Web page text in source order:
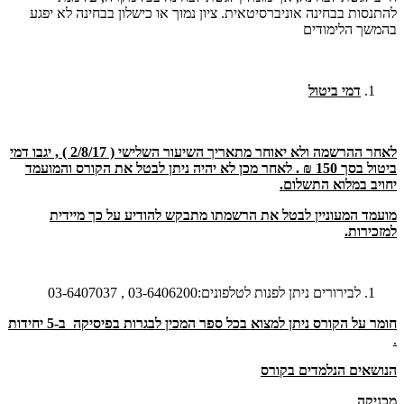
להתנסות בבחינה אוניברסיטאית. ציון נמוך או כישלון בבחינה לא יפגע
בהמשך הלימודים
דמי ביטול
לאחר ההרשמה ולא יאוחר מתאריך השיעור השלישי ( 2/8/17 ) , יגבו דמי
ביטול בסך 150 ₪ . לאחר מכן לא יהיה ניתן לבטל את הקורס והמועמד
יחויב במלוא התשלום.
מועמד המעוניין לבטל את הרשמתו מתבקש להודיע על כך מיידית
למזכירות.
לבירורים ניתן לפנות לטלפונים:03-6406200 , 03-6407037
חומר על הקורס ניתן למצוא בכל ספר המכין לבגרות בפיסיקה ב-5 יחידות
.
הנושאים הנלמדים בקורס
מכניקה